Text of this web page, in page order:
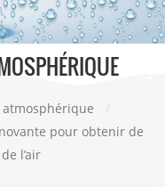
/
pour obtenir de
l’air